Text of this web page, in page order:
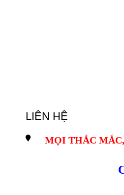
LIÊN HỆ
MỌI THẮC